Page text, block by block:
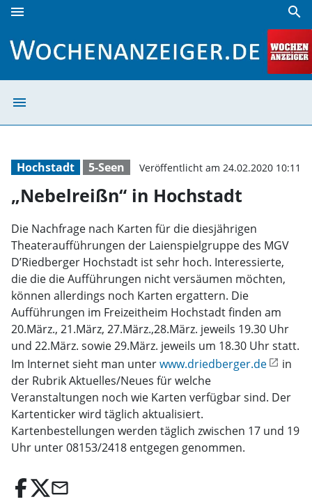
menu search
menu
Hochstadt 5-Seen Veröffentlicht am 24.02.2020 10:11
„Nebelreißn“ in Hochstadt
Die Nachfrage nach Karten für die diesjährigen
Theateraufführungen der Laienspielgruppe des MGV
D’Riedberger Hochstadt ist sehr hoch. Interessierte,
die die die Aufführungen nicht versäumen möchten,
können allerdings noch Karten ergattern. Die
Aufführungen im Freizeitheim Hochstadt finden am
20.März., 21.März, 27.März.,28.März. jeweils 19.30 Uhr
und 22.März. sowie 29.März. jeweils um 18.30 Uhr statt.
Im Internet sieht man unterwww.driedberger.de
in
der Rubrik Aktuelles/Neues für welche
Veranstaltungen noch wie Karten verfügbar sind. Der
Kartenticker wird täglich aktualisiert.
Kartenbestellungen werden täglich zwischen 17 und 19
Uhr unter 08153/2418 entgegen genommen.
email